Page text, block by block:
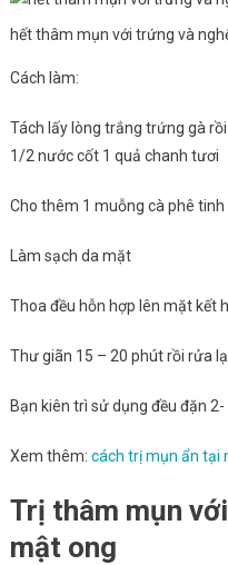
hết thâm mụn với trứng và
Cách làm:
Tách lấy lòng trắng trứng gà
1/2 nước cốt 1 quả chanh tươi
Cho thêm 1 muỗng cà phê tinh
Làm sạch da mặt
Thoa đều hỗn hợp lên mặt kết
Thư giãn 15 – 20 phút rồi rửa
Bạn kiên trì sử dụng đều đặn
Xem thêm: cách trị mụn ẩn tại
Trị thâm mụn
mật ong